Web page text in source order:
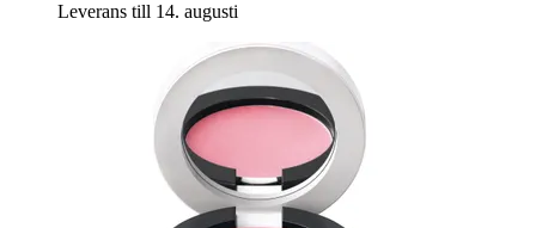
Leverans till 14. augusti